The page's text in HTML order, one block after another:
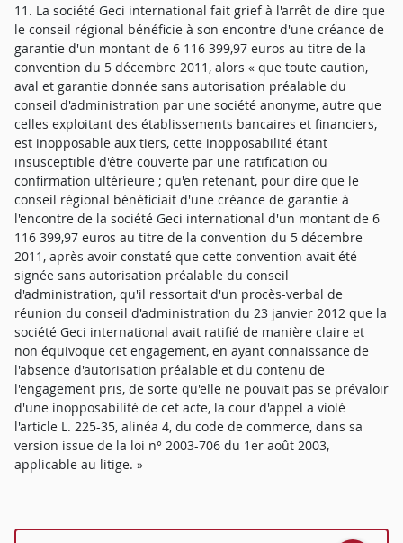
11. La société Geci international fait grief à l'arrêt de dire que
le conseil régional bénéficie à son encontre d'une créance de
garantie d'un montant de 6 116 399,97 euros au titre de la
convention du 5 décembre 2011, alors « que toute caution,
aval et garantie donnée sans autorisation préalable du
conseil d'administration par une société anonyme, autre que
celles exploitant des établissements bancaires et financiers,
est inopposable aux tiers, cette inopposabilité étant
insusceptible d'être couverte par une ratification ou
confirmation ultérieure ; qu'en retenant, pour dire que le
conseil régional bénéficiait d'une créance de garantie à
l'encontre de la société Geci international d'un montant de 6
116 399,97 euros au titre de la convention du 5 décembre
2011, après avoir constaté que cette convention avait été
signée sans autorisation préalable du conseil
d'administration, qu'il ressortait d'un procès-verbal de
réunion du conseil d'administration du 23 janvier 2012 que la
société Geci international avait ratifié de manière claire et
non équivoque cet engagement, en ayant connaissance de
l'absence d'autorisation préalable et du contenu de
l'engagement pris, de sorte qu'elle ne pouvait pas se prévaloir
d'une inopposabilité de cet acte, la cour d'appel a violé
l'article L. 225-35, alinéa 4, du code de commerce, dans sa
version issue de la loi n° 2003-706 du 1er août 2003,
applicable au litige. »